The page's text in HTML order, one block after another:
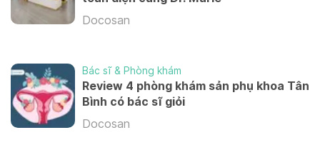
Docosan
Bác sĩ & Phòng khám
Review 4 phòng khám sản phụ khoa Tân
Bình có bác sĩ giỏi
Docosan